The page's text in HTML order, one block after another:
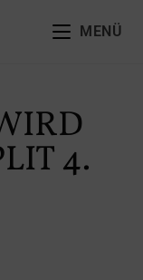
MENÜ
4.